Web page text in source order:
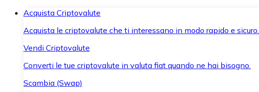
Acquista Criptovalute
Acquista le criptovalute che ti interessano in modo rapido e sicuro.
Vendi Criptovalute
Converti le tue criptovalute in valuta fiat quando ne hai bisogno.
Scambia (Swap)